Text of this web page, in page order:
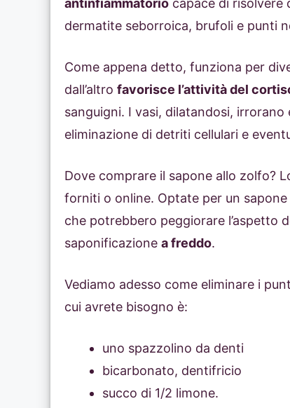
antinfiammatorio capace di risolvere
dermatite seborroica, brufoli e punti
Come appena detto, funziona per
dall’altro favorisce l’attività del
sanguigni. I vasi, dilatandosi,
eliminazione di detriti cellulari e
Dove comprare il sapone allo zolfo?
forniti o online. Optate per un sapone
che potrebbero peggiorare l’aspetto
saponificazione a freddo.
Vediamo adesso come eliminare i
cui avrete bisogno è:
uno spazzolino da denti
bicarbonato, dentifricio
succo di 1/2 limone.